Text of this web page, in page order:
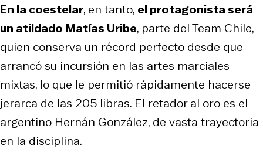
En la coestelar, en tanto, el protagonista será
un atildado Matías Uribe, parte del Team Chile,
quien conserva un récord perfecto desde que
arrancó su incursión en las artes marciales
mixtas, lo que le permitió rápidamente hacerse
jerarca de las 205 libras. El retador al oro es el
argentino Hernán González, de vasta trayectoria
en la disciplina.